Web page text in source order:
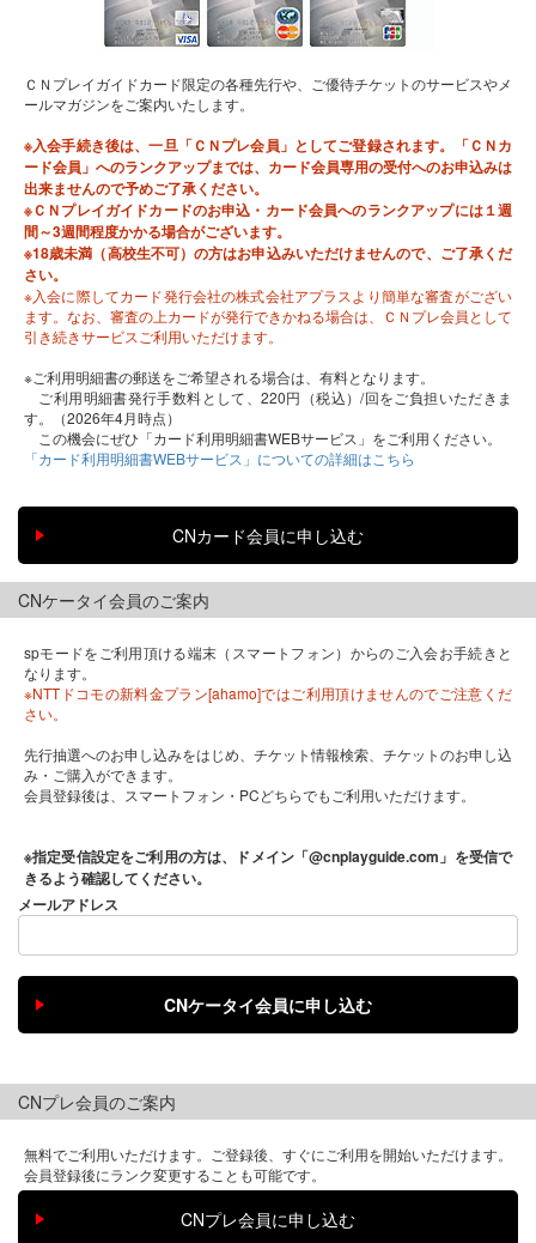
ＣＮプレイガイドカード限定の各種先行や、ご優待チケットのサービスやメ
ールマガジンをご案内いたします。
※入会手続き後は、一旦「ＣＮプレ会員」としてご登録されます。「ＣＮカ
ード会員」へのランクアップまでは、カード会員専用の受付へのお申込みは
出来ませんので予めご了承ください。
※ＣＮプレイガイドカードのお申込・カード会員へのランクアップには１週
間～3週間程度かかる場合がございます。
※18歳未満（高校生不可）の方はお申込みいただけませんので、ご了承くだ
さい。
※入会に際してカード発行会社の株式会社アプラスより簡単な審査がござい
ます。なお、審査の上カードが発行できかねる場合は、ＣＮプレ会員として
引き続きサービスご利用いただけます。
※ご利用明細書の郵送をご希望される場合は、有料となります。
ご利用明細書発行手数料として、220円（税込）/回をご負担いただきま
す。（2026年4月時点）
この機会にぜひ「カード利用明細書WEBサービス」をご利用ください。
「カード利用明細書WEBサービス」についての詳細はこちら
CNケータイ会員のご案内
spモードをご利用頂ける端末（スマートフォン）からのご入会お手続きと
なります。
※NTTドコモの新料金プラン[ahamo]ではご利用頂けませんのでご注意くだ
さい。
先行抽選へのお申し込みをはじめ、チケット情報検索、チケットのお申し込
み・ご購入ができます。
会員登録後は、スマートフォン・PCどちらでもご利用いただけます。
※指定受信設定をご利用の方は、ドメイン「@cnplayguide.com」を受信で
きるよう確認してください。
メールアドレス
CNプレ会員のご案内
無料でご利用いただけます。ご登録後、すぐにご利用を開始いただけます。
会員登録後にランク変更することも可能です。